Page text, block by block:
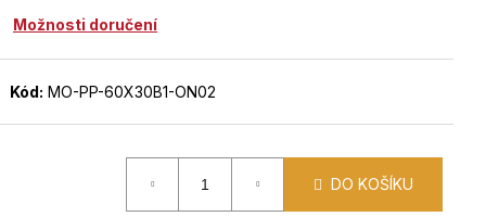
Možnosti doručení
Kód: MO-PP-60X30B1-ON02
DO KOŠÍKU